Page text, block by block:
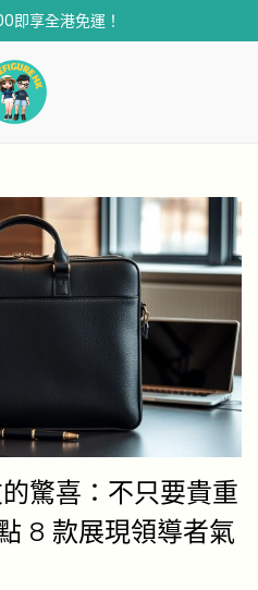
即享全港免運！
驚喜：不只要貴重
8 款展現領導者氣